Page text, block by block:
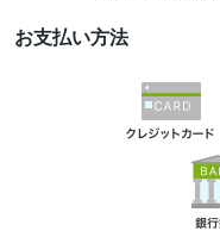
お支払い方法